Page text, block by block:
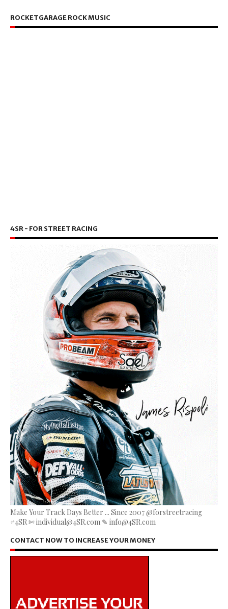
ROCKETGARAGE ROCK MUSIC
4SR - FOR STREET RACING
Make Your Track Days Better ... Since 2007 @forstreetracing
#4SR ✄ individual@4SR.com ✎ info@4SR.com
CONTACT NOW TO INCREASE YOUR MONEY